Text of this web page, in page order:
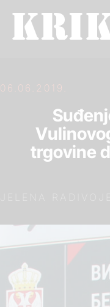
06.06.2019.
trgovine